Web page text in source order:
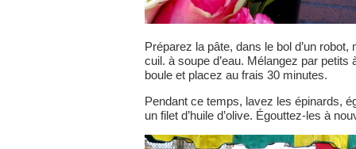
Préparez la pâte, dans le bol d’un
cuil. à soupe d’eau. Mélangez par petits
boule et placez au frais 30 minutes.
Pendant ce temps, lavez les épinards,
un filet d’huile d’olive. Égouttez-les à